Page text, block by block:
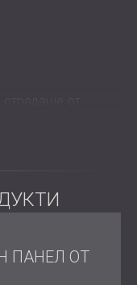
стил на
ПАНЕЛ ОТ